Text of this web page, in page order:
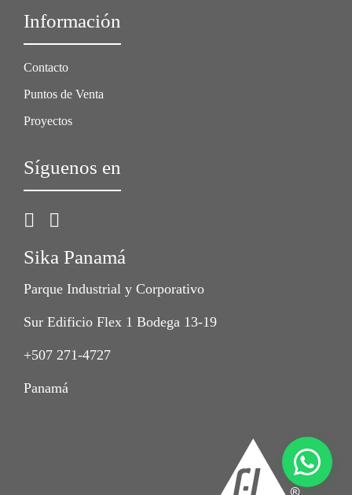
Información
Contacto
Puntos de Venta
Proyectos
Síguenos en
Sika Panamá
Parque Industrial y Corporativo
Sur Edificio Flex 1 Bodega 13-19
+507 271-4727
Panamá